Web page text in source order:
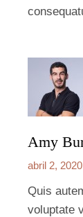
Amy
abril 2, 2020
Quis
voluptate